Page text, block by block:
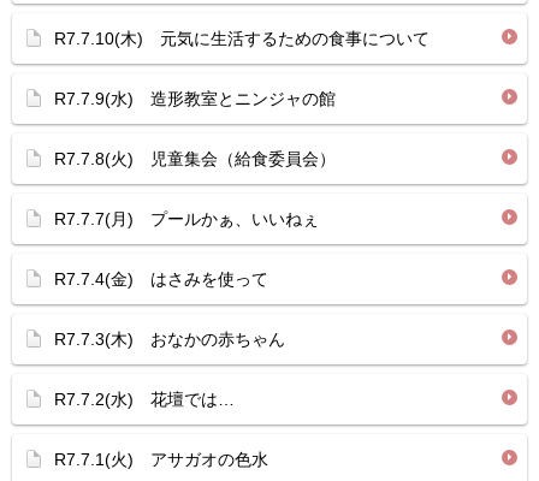
R7.7.10(木) 元気に生活するための食事について
R7.7.9(水) 造形教室とニンジャの館
R7.7.8(火) 児童集会（給食委員会）
R7.7.7(月) プールかぁ、いいねぇ
R7.7.4(金) はさみを使って
R7.7.3(木) おなかの赤ちゃん
R7.7.2(水) 花壇では…
R7.7.1(火) アサガオの色水